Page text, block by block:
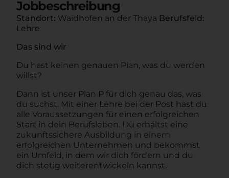
Jobbeschreibung
Standort: Waidhofen an der Thaya Berufsfeld:
Lehre
Das sind wir
Du hast keinen genauen Plan, was du werden
willst?
Dann ist unser Plan P für dich genau das, was
du suchst. Mit einer Lehre bei der Post hast du
alle Voraussetzungen für einen erfolgreichen
Start in dein Berufsleben. Du erhältst eine
zukunftssichere Ausbildung in einem
erfolgreichen Unternehmen und bekommst
ein Umfeld, in dem wir dich fördern und du
dich stetig weiterentwickeln kannst.